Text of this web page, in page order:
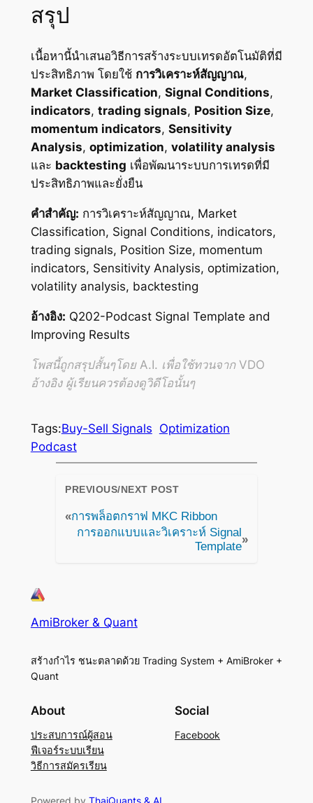
สรุป
เนื้อหานี้นำเสนอวิธีการสร้างระบบเทรดอัตโนมัติที่มี
ประสิทธิภาพ โดยใช้ การวิเคราะห์สัญญาณ,
Market Classification, Signal Conditions,
indicators, trading signals, Position Size,
momentum indicators, Sensitivity
Analysis, optimization, volatility analysis
และ backtesting เพื่อพัฒนาระบบการเทรดที่มี
ประสิทธิภาพและยั่งยืน
คำสำคัญ: การวิเคราะห์สัญญาณ, Market
Classification, Signal Conditions, indicators,
trading signals, Position Size, momentum
indicators, Sensitivity Analysis, optimization,
volatility analysis, backtesting
อ้างอิง: Q202-Podcast Signal Template and
Improving Results
โพสนี้ถูกสรุปสั้นๆโดย A.I. เพื่อใช้ทวนจาก VDO
อ้างอิง ผู้เรียนควรต้องดูวิดีโอนั้นๆ
Tags:Buy-Sell Signals Optimization
Podcast
PREVIOUS/NEXT POST
«การพล็อตกราฟ MKC Ribbon
การออกแบบและวิเคราะห์ Signal
Template
»
AmiBroker & Quant
สร้างกำไร ชนะตลาดด้วย Trading System + AmiBroker +
Quant
About
ประสบการณ์ผู้สอน
ฟีเจอร์ระบบเรียน
วิธีการสมัครเรียน
Social
Facebook
Powered by ThaiQuants & AI